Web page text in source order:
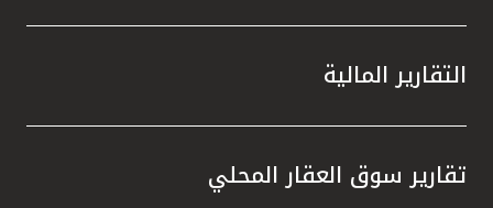
التقارير المالية
تقارير سوق العقار المحلي